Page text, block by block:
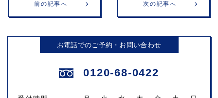
前の記事へ 次の記事へ
お電話でのご予約・お問い合わせ
0120-68-0422